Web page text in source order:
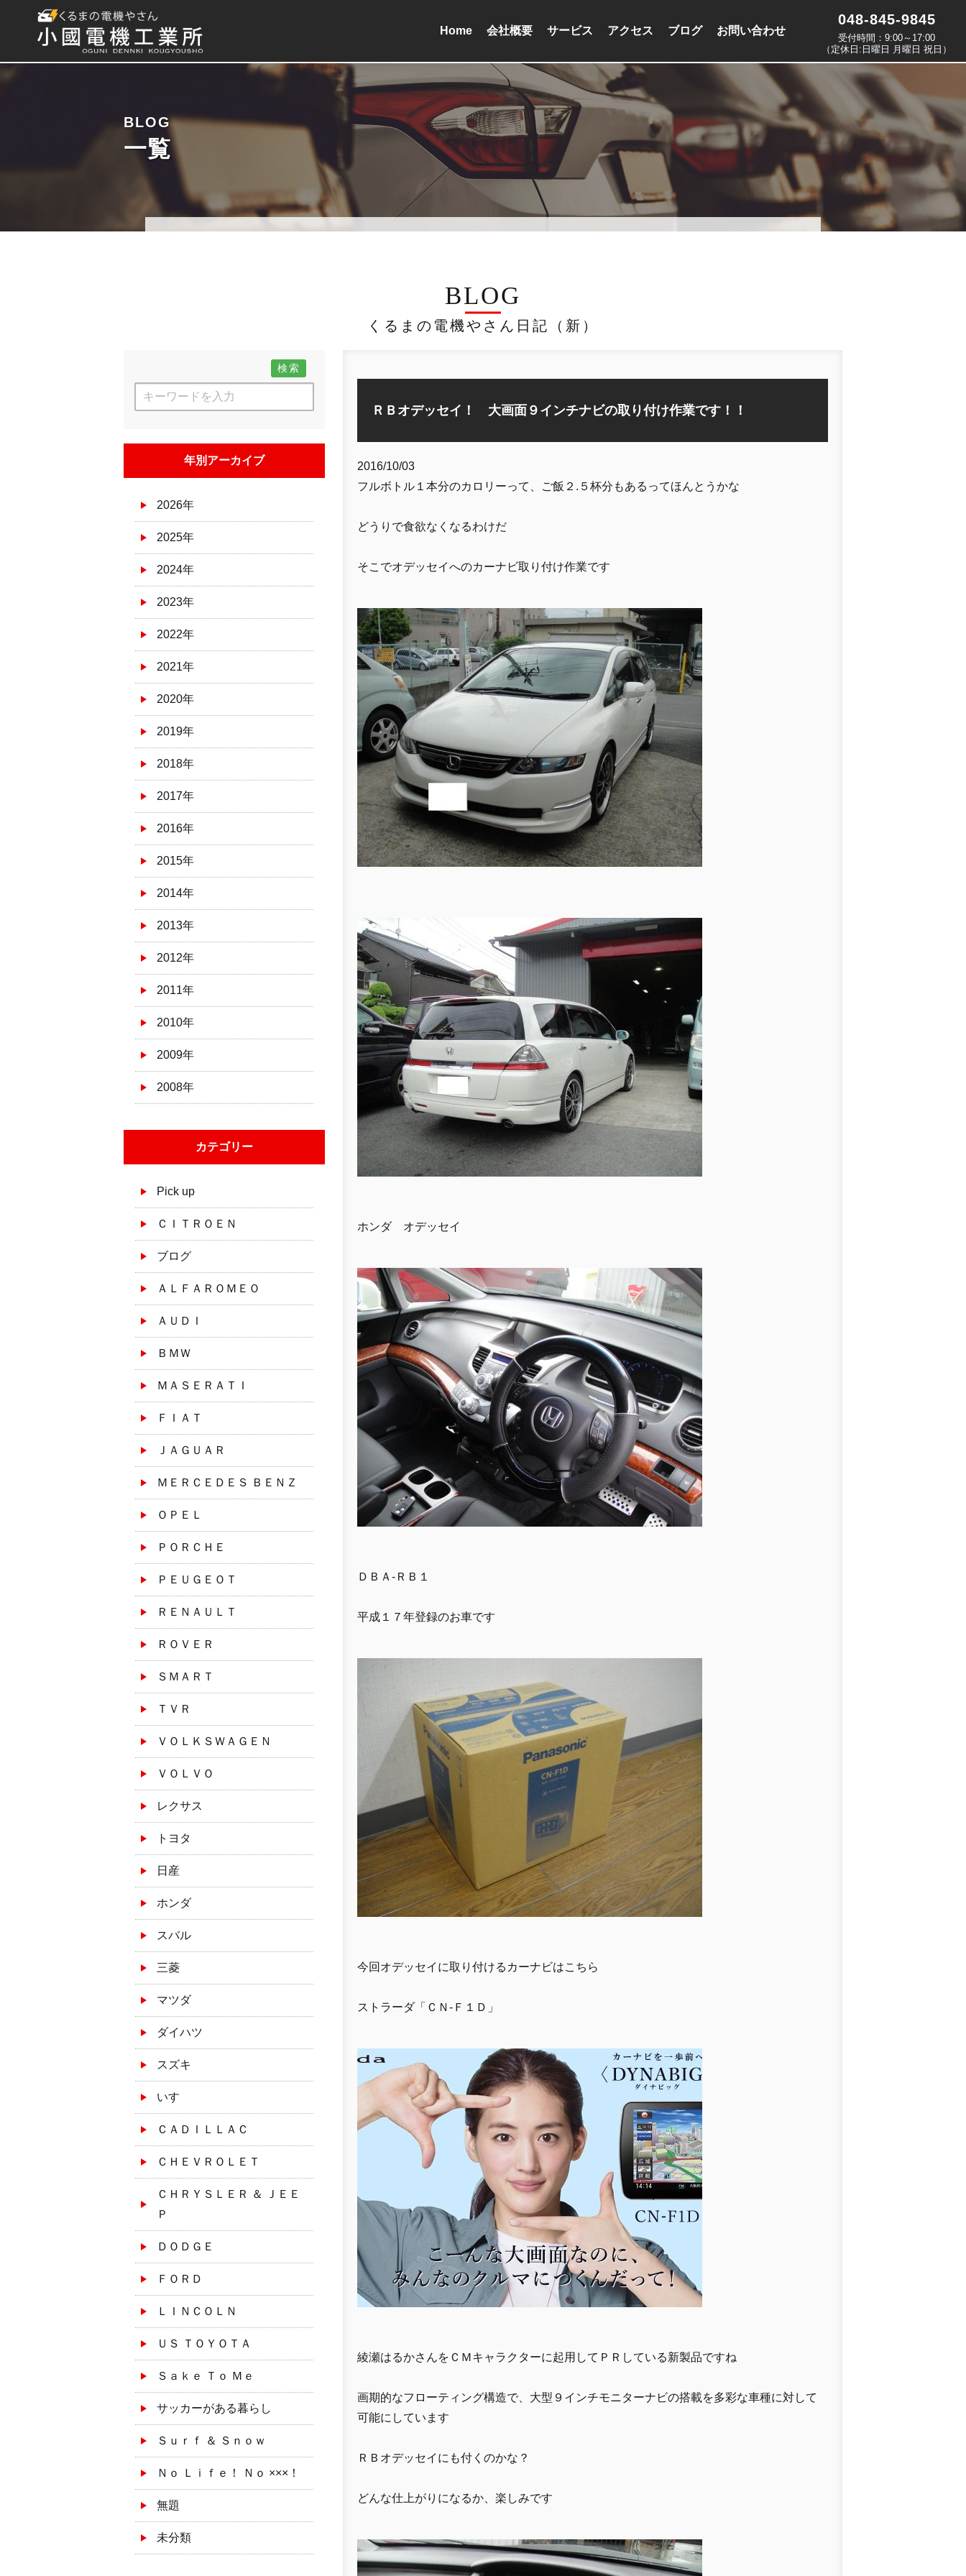
Home 会社概要 サービス アクセス ブログ お問い合わせ
048-845-9845
受付時間：9:00～17:00
（定休日:日曜日 月曜日 祝日）
BLOG
一覧
BLOG
くるまの電機やさん日記（新）
検索
年別アーカイブ
2026年
2025年
2024年
2023年
2022年
2021年
2020年
2019年
2018年
2017年
2016年
2015年
2014年
2013年
2012年
2011年
2010年
2009年
2008年
カテゴリー
Pick up
ＣＩＴＲＯＥＮ
ブログ
ＡＬＦＡＲＯＭＥＯ
ＡＵＤＩ
ＢＭＷ
ＭＡＳＥＲＡＴＩ
ＦＩＡＴ
ＪＡＧＵＡＲ
ＭＥＲＣＥＤＥＳ ＢＥＮＺ
ＯＰＥＬ
ＰＯＲＣＨＥ
ＰＥＵＧＥＯＴ
ＲＥＮＡＵＬＴ
ＲＯＶＥＲ
ＳＭＡＲＴ
ＴＶＲ
ＶＯＬＫＳＷＡＧＥＮ
ＶＯＬＶＯ
レクサス
トヨタ
日産
ホンダ
スバル
三菱
マツダ
ダイハツ
スズキ
いすゞ
ＣＡＤＩＬＬＡＣ
ＣＨＥＶＲＯＬＥＴ
ＣＨＲＹＳＬＥＲ ＆ ＪＥＥ
Ｐ
ＤＯＤＧＥ
ＦＯＲＤ
ＬＩＮＣＯＬＮ
ＵＳ ＴＯＹＯＴＡ
Ｓａｋｅ Ｔｏ Ｍｅ
サッカーがある暮らし
Ｓｕｒｆ ＆ Ｓｎｏｗ
Ｎｏ Ｌｉｆｅ！ Ｎｏ ×××！
無題
未分類
ＲＢオデッセイ！ 大画面９インチナビの取り付け作業です！！
2016/10/03
フルボトル１本分のカロリーって、ご飯２.５杯分もあるってほんとうかな
どうりで食欲なくなるわけだ
そこでオデッセイへのカーナビ取り付け作業です
ホンダ オデッセイ
ＤＢＡ-ＲＢ１
平成１７年登録のお車です
今回オデッセイに取り付けるカーナビはこちら
ストラーダ「ＣＮ-Ｆ１Ｄ」
綾瀬はるかさんをＣＭキャラクターに起用してＰＲしている新製品ですね
画期的なフローティング構造で、大型９インチモニターナビの搭載を多彩な車種に対して
可能にしています
ＲＢオデッセイにも付くのかな？
どんな仕上がりになるか、楽しみです